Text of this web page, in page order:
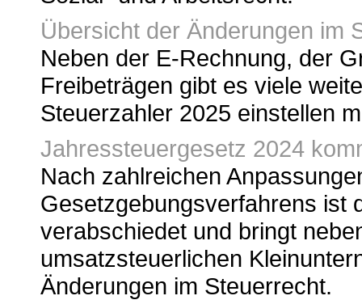
Übersicht der Änderungen im
Neben der E-Rechnung, der
Freibeträgen gibt es viele
Steuerzahler 2025 einstellen
Jahressteuergesetz 2024
Nach zahlreichen
Gesetzgebungsverfahrens ist
verabschiedet und bringt
umsatzsteuerlichen
Änderungen im Steuerrecht.